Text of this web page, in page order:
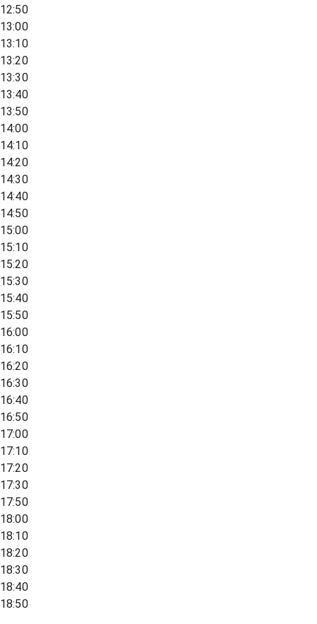
12:50
13:00
13:10
13:20
13:30
13:40
13:50
14:00
14:10
14:20
14:30
14:40
14:50
15:00
15:10
15:20
15:30
15:40
15:50
16:00
16:10
16:20
16:30
16:40
16:50
17:00
17:10
17:20
17:30
17:50
18:00
18:10
18:20
18:30
18:40
18:50